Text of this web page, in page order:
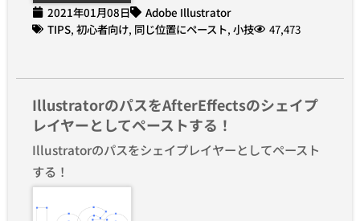
2021年01月08日
Adobe Illustrator
TIPS, 初心者向け, 同じ位置にペースト, 小技 47,473
IllustratorのパスをAfterEffectsのシェイプ
レイヤーとしてペーストする！
Illustratorのパスをシェイプレイヤーとしてペースト
する！